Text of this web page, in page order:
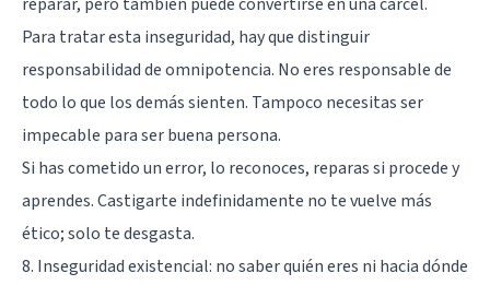
Para tratar esta inseguridad, hay que distinguir
responsabilidad de omnipotencia. No eres responsable de
todo lo que los demás sienten. Tampoco necesitas ser
impecable para ser buena persona.
Si has cometido un error, lo reconoces, reparas si procede y
aprendes. Castigarte indefinidamente no te vuelve más
ético; solo te desgasta.
8. Inseguridad existencial: no saber quién eres ni hacia dónde